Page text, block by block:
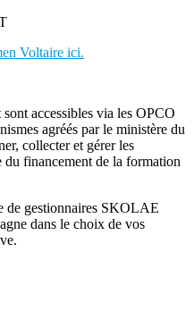
Voltaire ici.
accessibles via les OPCO
agréés par le ministère du
collecter et gérer les
du financement de la formation
de gestionnaires SKOLAE
dans le choix de vos